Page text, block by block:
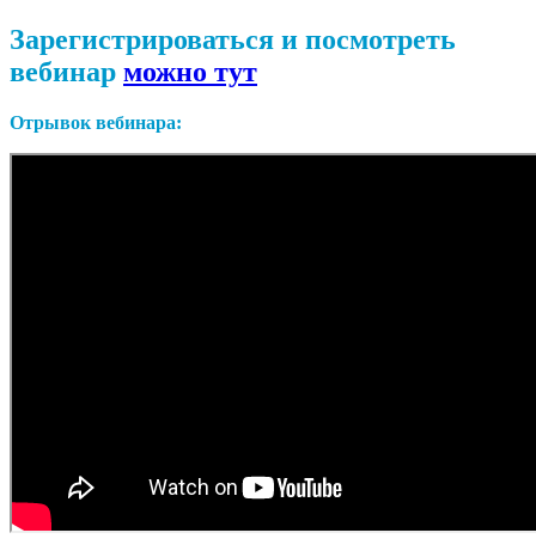
Зарегистрироваться и посмотреть
вебинар можно тут
Отрывок вебинара: